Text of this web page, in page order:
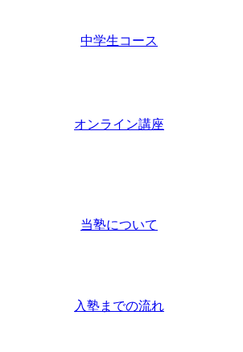
中学生コース
オンライン講座
当塾について
入塾までの流れ